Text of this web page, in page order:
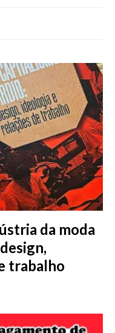
da moda
trabalho